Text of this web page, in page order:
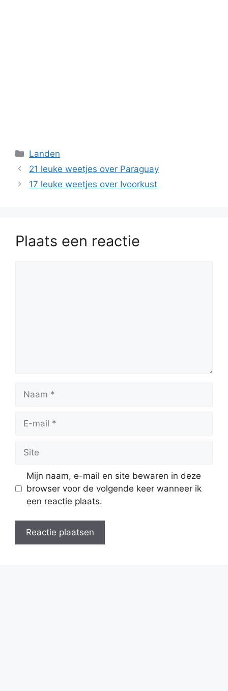
Categorieën
Landen
21 leuke weetjes over Paraguay
17 leuke weetjes over Ivoorkust
Plaats een reactie
mail
Mijn naam, e-mail en site bewaren in deze
browser voor de volgende keer wanneer ik
een reactie plaats.